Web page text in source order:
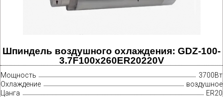
Шпиндель воздушного охлаждения: GDZ-100-
3.7F100х260ER20220V
Мощность
3700Вт
Охлаждение
воздушное
Цанга
ER20